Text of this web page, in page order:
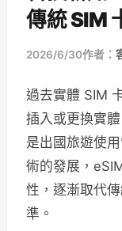
傳統 SIM
2026/6/30作者：
過去實體 SIM
插入或更換實
是出國旅遊使
術的發展，
性，逐漸取代
準。